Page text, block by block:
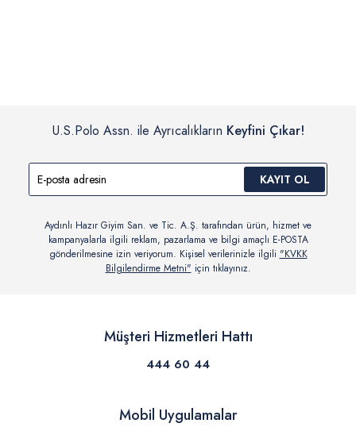
U.S.Polo Assn. ile Ayrıcalıkların Keyfini Çıkar!
KAYIT OL
Aydınlı Hazır Giyim San. ve Tic. A.Ş. tarafından ürün, hizmet ve
kampanyalarla ilgili reklam, pazarlama ve bilgi amaçlı E-POSTA
gönderilmesine izin veriyorum. Kişisel verilerinizle ilgili "KVKK
Bilgilendirme Metni" için tıklayınız.
Müşteri Hizmetleri Hattı
444 60 44
Mobil Uygulamalar